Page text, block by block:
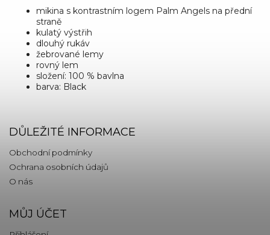
mikina s kontrastním logem Palm Angels na přední
straně
kulatý výstřih
dlouhý rukáv
žebrované lemy
rovný lem
složení: 100 % bavlna
barva: Black
DŮLEŽITÉ INFORMACE
Obchodní podmínky
Ochrana osobních údajů
O nás
MŮJ ÚČET